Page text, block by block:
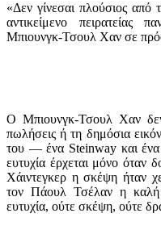
«Δεν γίνεσαι πλούσιος από
αντικείμενο πειρατείας
Μπιουνγκ-Τσουλ Χαν σε
Ο Μπιουνγκ-Τσουλ Χαν δεν
πωλήσεις ή τη δημόσια
του — ένα Steinway και
ευτυχία έρχεται μόνο όταν
Χάιντεγκερ η σκέψη ήταν
τον Πάουλ Τσέλαν η καλή
ευτυχία, ούτε σκέψη, ούτε